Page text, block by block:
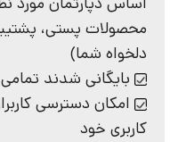
محصولات پستی،
دلخواه شما)
بایگانی شدند
امکان دسترسی
کاربری خود